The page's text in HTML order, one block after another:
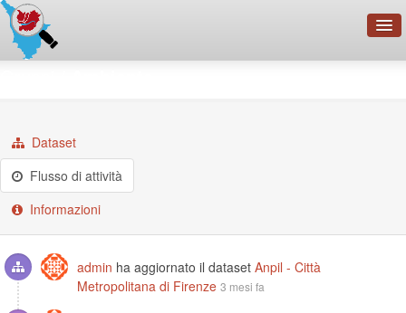
Dataset
Flusso di attività
Informazioni
admin ha aggiornato il dataset Anpil - Città
Metropolitana di Firenze 3 mesi fa